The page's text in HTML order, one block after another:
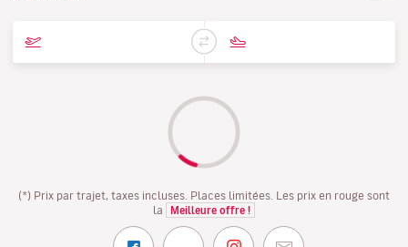
(*) Prix par trajet, taxes incluses. Places limitées. Les prix en rouge sont
la
Meilleure offre !